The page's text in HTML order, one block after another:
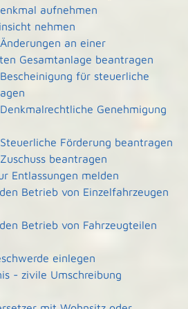
aufnehmen
nehmen
an einer
Gesamtanlage beantragen
für steuerliche
Genehmigung
Förderung beantragen
beantragen
Entlassungen melden
Betrieb von Einzelfahrzeugen
Betrieb von Fahrzeugteilen
einlegen
- zivile Umschreibung